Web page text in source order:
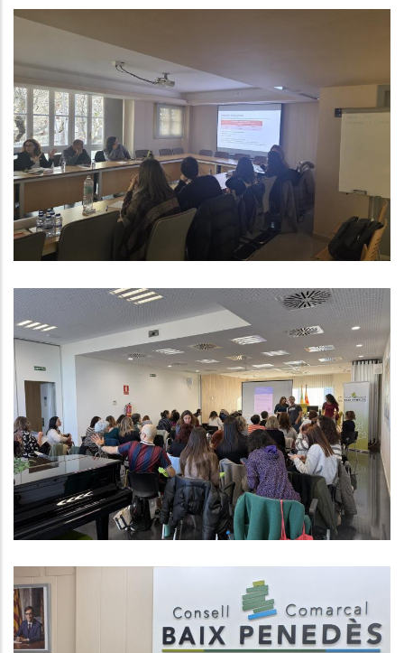
Formació En Mediació Per Al
Personal Del Consell Comarcal
Del Baix Penedès
Altres
L’Àrea D’Acció Social I Ciutadania
Del Consell Comarcal Del Baix
Penedès Impulsa La Diagnosi
Comunitària A Les 14es Jornades
Tècniques De Serveis Socials
Altres,Educació
El Consell Comarcal Del Baix